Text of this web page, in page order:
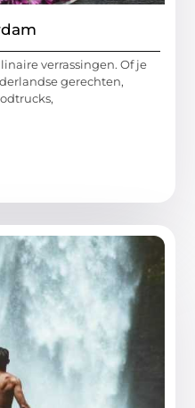
verrassingen. Of je
gerechten,